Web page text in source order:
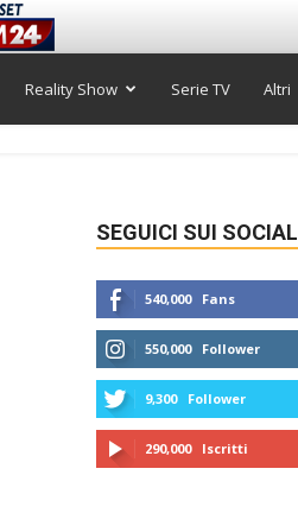
Reality Show Serie TV Altri
SEGUICI SUI SOCIAL
540,000 Fans
550,000 Follower
9,300 Follower
290,000 Iscritti